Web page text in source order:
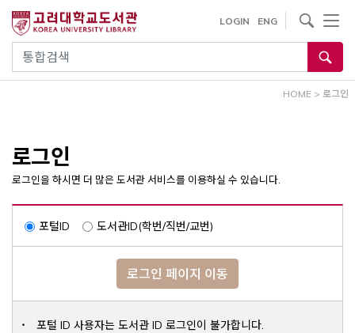
건
통합검색
LOGIN ENG
사이트내 검색
HOME > 로그인
로그인
로그인을 하시면 더 많은 도서관 서비스를 이용하실 수 있습니다.
포털ID 도서관ID(학번/직번/교번)
로그인 페이지 이동
포털 ID 사용자는 도서관 ID 로그인이 불가합니다.